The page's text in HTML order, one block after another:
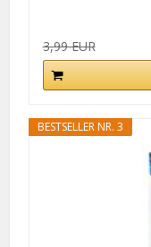
3,99 EUR
BESTSELLER NR. 3